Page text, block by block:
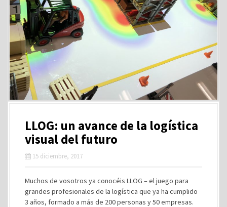
LLOG: un avance de la logística
visual del futuro
15 diciembre, 2017
Muchos de vosotros ya conocéis LLOG – el juego para
grandes profesionales de la logística que ya ha cumplido
3 años, formado a más de 200 personas y 50 empresas.